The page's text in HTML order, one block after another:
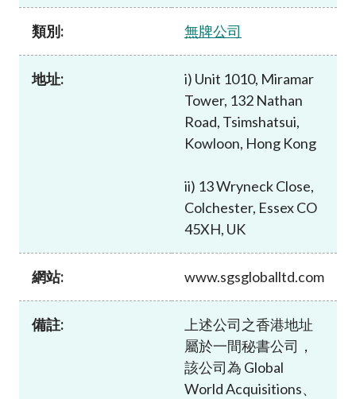
規則及標準
資料庫
類別: 無牌公司
地址:
i) Unit 1010, Miramar
Tower, 132 Nathan
Road, Tsimshatsui,
Kowloon, Hong Kong
ii) 13 Wryneck Close,
Colchester, Essex CO
45XH, UK
網站: www.sgsgloballtd.com
備註:
上述公司之香港地址
屬於一間秘書公司，
該公司為 Global
World Acquisitions、